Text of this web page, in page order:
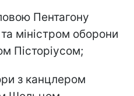
Пентагону
міністром оборони
Пісторіусом;
з канцлером